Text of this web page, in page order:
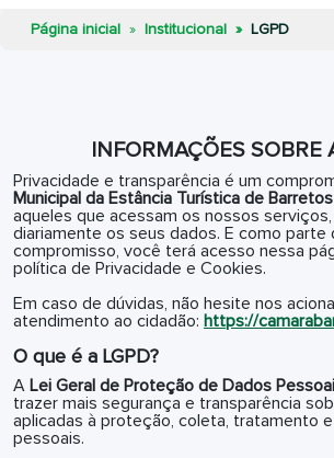
Página inicial Institucional LGPD
INFORMAÇÕES SOBRE
Privacidade e transparência é um
Municipal da Estância Turística de Barretos
aqueles que acessam os nossos
diariamente os seus dados. E como parte
compromisso, você terá acesso nessa
política de Privacidade e Cookies.
Em caso de dúvidas, não hesite nos
atendimento ao cidadão: https://
O que é a LGPD?
A Lei Geral de Proteção de Dados
trazer mais segurança e transparência
aplicadas à proteção, coleta, tratamento
pessoais.